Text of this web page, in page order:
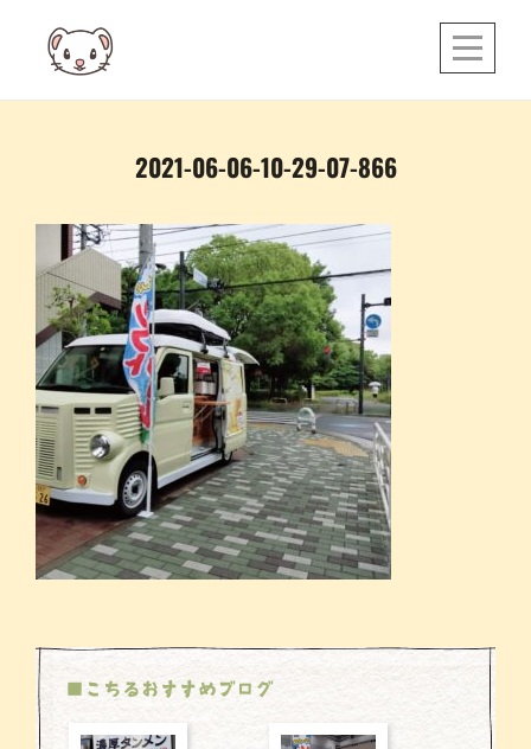
content
2021-06-06-10-29-07-866
■こちるおすすめブログ
ナ
ビ
ゲ
ー
シ
ョ
ン